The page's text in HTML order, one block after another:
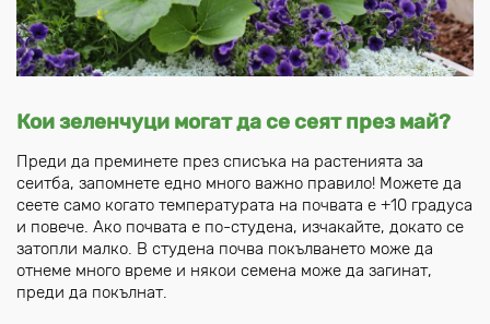
Кои зеленчуци могат да се сеят през май?
Преди да преминете през списъка на растенията за
сеитба, запомнете едно много важно правило! Можете да
сеете само когато температурата на почвата е +10 градуса
и повече. Ако почвата е по-студена, изчакайте, докато се
затопли малко. В студена почва покълването може да
отнеме много време и някои семена може да загинат,
преди да покълнат.